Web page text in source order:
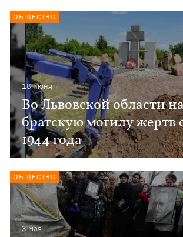
18 июня
Во Львовской области
братскую могилу жертв
1944 года
ОБЩЕСТВО
3 мая
ОБЩЕСТВО